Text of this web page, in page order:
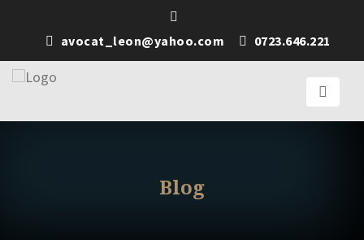
avocat_leon@yahoo.com 0723.646.221
Blog